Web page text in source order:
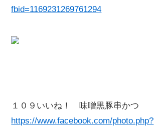
fbid=1169231269761294
１０９いいね！ 味噌黒豚串かつ
https://www.facebook.com/photo.php?